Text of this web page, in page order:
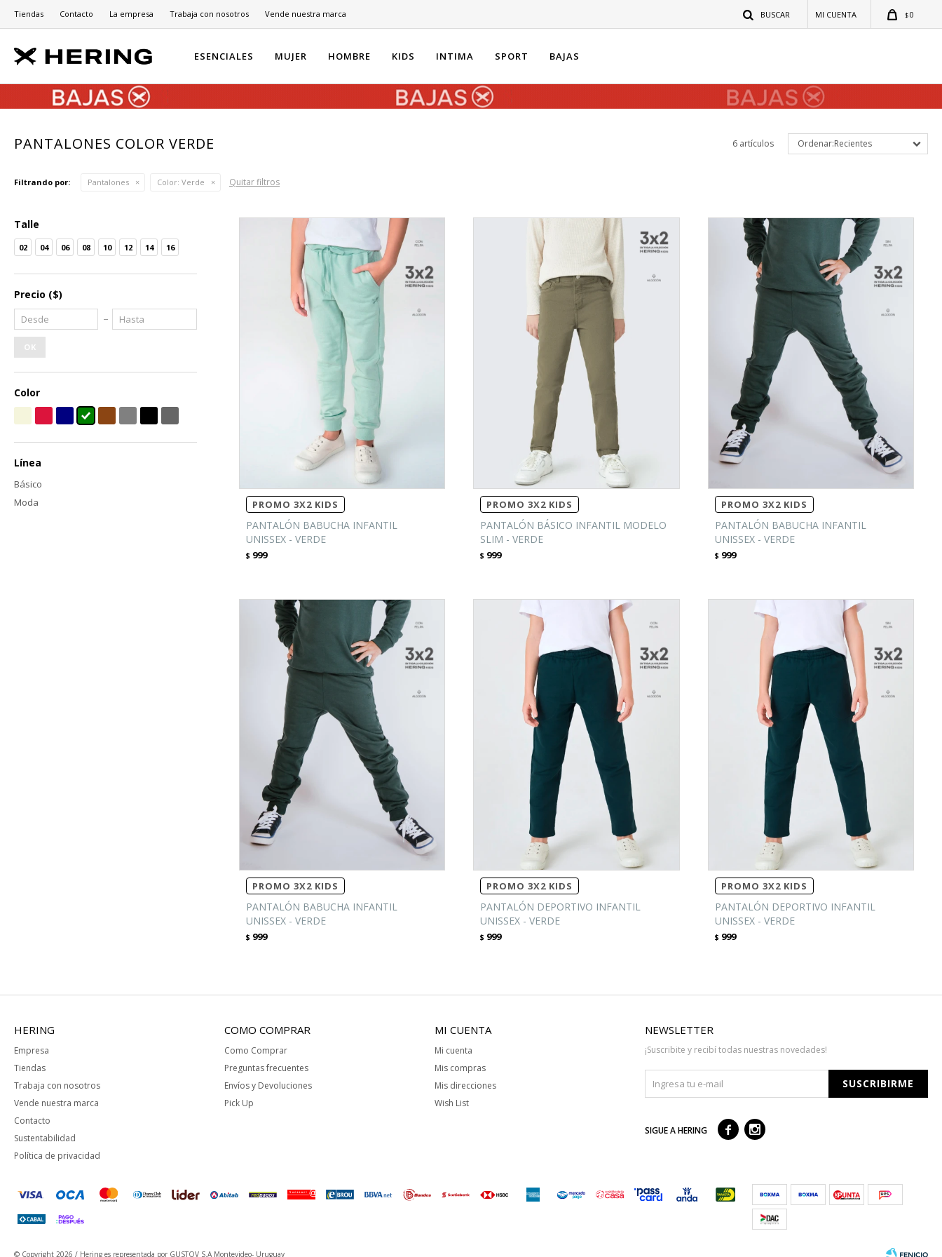
ESENCIALES MUJER HOMBRE KIDS INTIMA SPORT BAJAS
$0
Tiendas Contacto La empresa Trabaja con nosotros Vende nuestra marca
PANTALONES COLOR VERDE 6 artículos Recientes
Filtrando por: Pantalones Color: Verde Quitar filtros
PROMO 3X2 KIDS
PANTALÓN BABUCHA INFANTIL
UNISSEX - VERDE
$ 999
PROMO 3X2 KIDS
PANTALÓN BÁSICO INFANTIL MODELO
SLIM - VERDE
$ 999
PROMO 3X2 KIDS
PANTALÓN BABUCHA INFANTIL
UNISSEX - VERDE
$ 999
PROMO 3X2 KIDS
PANTALÓN BABUCHA INFANTIL
UNISSEX - VERDE
$ 999
PROMO 3X2 KIDS
PANTALÓN DEPORTIVO INFANTIL
UNISSEX - VERDE
$ 999
PROMO 3X2 KIDS
PANTALÓN DEPORTIVO INFANTIL
UNISSEX - VERDE
$ 999
Talle
02 04 06 08 10 12 14 16
Precio ($)
OK
Color
Línea
Básico
Moda
HERING
Empresa
Tiendas
Trabaja con nosotros
Vende nuestra marca
Contacto
Sustentabilidad
Política de privacidad
COMO COMPRAR
Como Comprar
Preguntas frecuentes
Envíos y Devoluciones
Pick Up
MI CUENTA
Mi cuenta
Mis compras
Mis direcciones
Wish List
NEWSLETTER
¡Suscribite y recibí todas nuestras novedades!
SUSCRIBIRME
SIGUE A HERING  
© Copyright 2026 / Hering es representada por GUSTOV S.A Montevideo- Uruguay